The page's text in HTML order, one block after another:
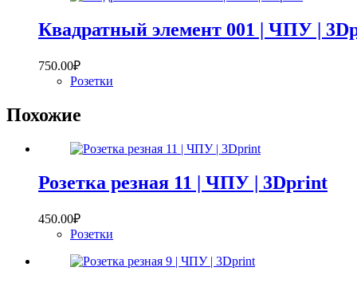
Квадратный элемент 001 | ЧПУ |
750.00₽
Розетки
Похожие
Розетка резная 11 | ЧПУ | 3Dprint
450.00₽
Розетки